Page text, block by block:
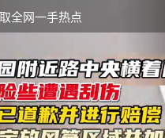
全网一手热点